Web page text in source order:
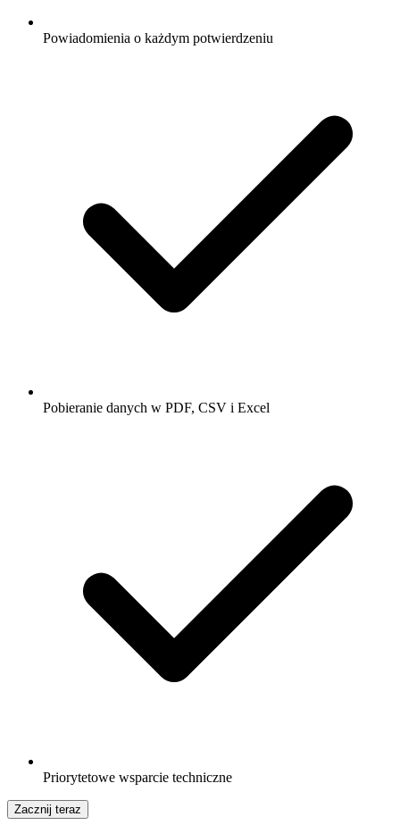
Powiadomienia o każdym potwierdzeniu
Pobieranie danych w PDF, CSV i Excel
Priorytetowe wsparcie techniczne
Zacznij teraz